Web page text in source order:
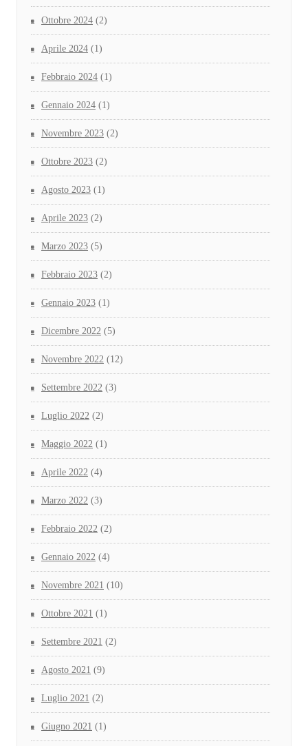
Ottobre 2024 (2)
Aprile 2024 (1)
Febbraio 2024 (1)
Gennaio 2024 (1)
Novembre 2023 (2)
Ottobre 2023 (2)
Agosto 2023 (1)
Aprile 2023 (2)
Marzo 2023 (5)
Febbraio 2023 (2)
Gennaio 2023 (1)
Dicembre 2022 (5)
Novembre 2022 (12)
Settembre 2022 (3)
Luglio 2022 (2)
Maggio 2022 (1)
Aprile 2022 (4)
Marzo 2022 (3)
Febbraio 2022 (2)
Gennaio 2022 (4)
Novembre 2021 (10)
Ottobre 2021 (1)
Settembre 2021 (2)
Agosto 2021 (9)
Luglio 2021 (2)
Giugno 2021 (1)